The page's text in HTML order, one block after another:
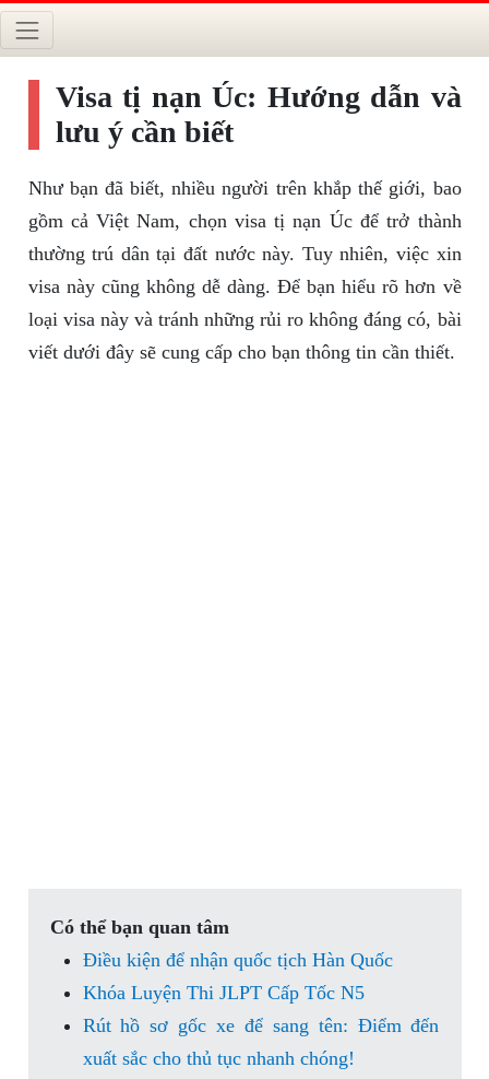
Visa tị nạn Úc: Hướng dẫn và
lưu ý cần biết
Như bạn đã biết, nhiều người trên khắp thế giới, bao
gồm cả Việt Nam, chọn visa tị nạn Úc để trở thành
thường trú dân tại đất nước này. Tuy nhiên, việc xin
visa này cũng không dễ dàng. Để bạn hiểu rõ hơn về
loại visa này và tránh những rủi ro không đáng có, bài
viết dưới đây sẽ cung cấp cho bạn thông tin cần thiết.
Có thể bạn quan tâm
Điều kiện để nhận quốc tịch Hàn Quốc
Khóa Luyện Thi JLPT Cấp Tốc N5
Rút hồ sơ gốc xe để sang tên: Điểm đến
xuất sắc cho thủ tục nhanh chóng!